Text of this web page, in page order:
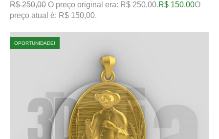
R$250,00 O preço original era: R$ 250,00.R$ 150,00O
preço atual é: R$ 150,00.
OPORTUNIDADE!